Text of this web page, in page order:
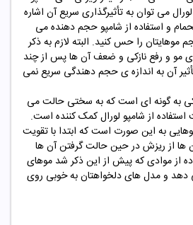
می توان به تأثیرگذاری سریع آن اشاره
و استفاده از شامپو حجم دهنده می
موهایتان را حس کنید. البته لازم به ذکر
مو و رفع نازکی و ضعف آن ها پس از چند
آن به اندازه ی حجم دهندگی سریع نمی
به گونه ای است که به سختی حالت می
از شامپو لورال کمک کننده است.
به این صورت است که ابتدا با تقویت
ها از ریزش در حین حالت گرفتن آن ها
از موادی که پیش از این ذکر شد موهای
دهد و مدل های دلخواهتان به خوبی روی